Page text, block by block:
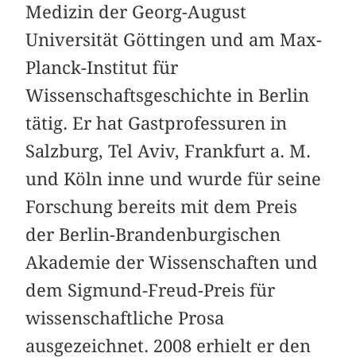
Medizin der Georg-August
Universität Göttingen und am Max-
Planck-Institut für
Wissenschaftsgeschichte in Berlin
tätig. Er hat Gastprofessuren in
Salzburg, Tel Aviv, Frankfurt a. M.
und Köln inne und wurde für seine
Forschung bereits mit dem Preis
der Berlin-Brandenburgischen
Akademie der Wissenschaften und
dem Sigmund-Freud-Preis für
wissenschaftliche Prosa
ausgezeichnet. 2008 erhielt er den